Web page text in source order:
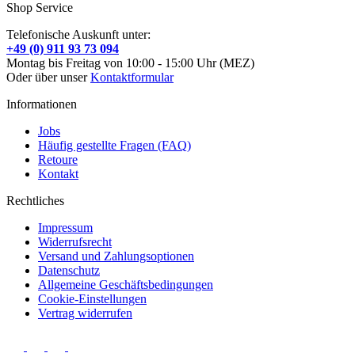
Shop Service
Telefonische Auskunft unter:
+49 (0) 911 93 73 094
Montag bis Freitag von 10:00 - 15:00 Uhr (MEZ)
Oder über unserKontaktformular
Informationen
Jobs
Häufig gestellte Fragen (FAQ)
Retoure
Kontakt
Rechtliches
Impressum
Widerrufsrecht
Versand und Zahlungsoptionen
Datenschutz
Allgemeine Geschäftsbedingungen
Cookie-Einstellungen
Vertrag widerrufen